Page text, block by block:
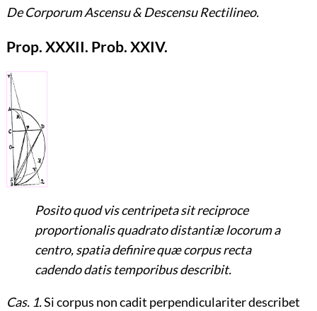
De Corporum Ascensu & Descensu Rectilineo.
Prop. XXXII. Prob. XXIV.
Posito quod vis centripeta sit reciproce
proportionalis quadrato distantiæ locorum a
centro, spatia definire quæ corpus recta
cadendo datis temporibus describit.
Cas. 1.Si corpus non cadit perpendiculariter describet